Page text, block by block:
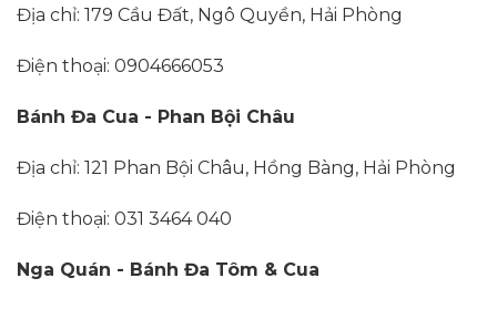
Địa chỉ: 179 Cầu Đất, Ngô Quyền, Hải Phòng
Điện thoại: 0904666053
Bánh Đa Cua - Phan Bội Châu
Địa chỉ: 121 Phan Bội Châu, Hồng Bàng, Hải Phòng
Điện thoại: 031 3464 040
Nga Quán - Bánh Đa Tôm & Cua